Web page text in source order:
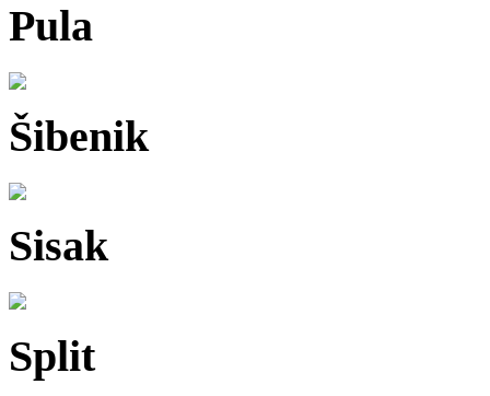
Pula
Šibenik
Sisak
Split